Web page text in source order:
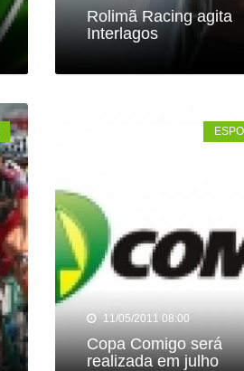
Rolimã Racing agita
Interlagos
11/05/2011 08:00
Copa Comigo será
realizada em julho